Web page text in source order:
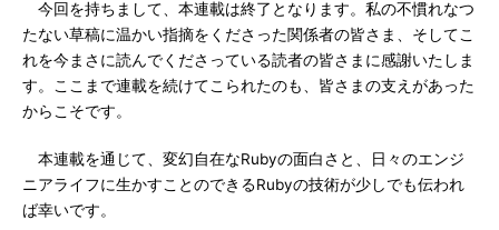
今回を持ちまして、本連載は終了となります。私の不慣れなつ
たない草稿に温かい指摘をくださった関係者の皆さま、そしてこ
れを今まさに読んでくださっている読者の皆さまに感謝いたしま
す。ここまで連載を続けてこられたのも、皆さまの支えがあった
からこそです。
本連載を通じて、変幻自在なRubyの面白さと、日々のエンジ
ニアライフに生かすことのできるRubyの技術が少しでも伝われ
ば幸いです。